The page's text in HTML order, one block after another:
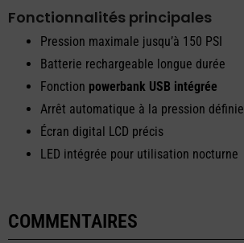
Fonctionnalités principales
Pression maximale jusqu’à 150 PSI
Batterie rechargeable longue durée
Fonction powerbank USB intégrée
Arrêt automatique à la pression définie
Écran digital LCD précis
LED intégrée pour utilisation nocturne
COMMENTAIRES